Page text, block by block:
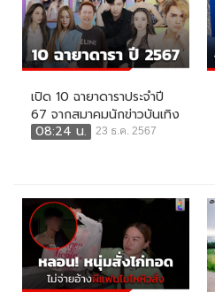
เปิด 10 ฉายาดาราประจำปี
67 จากสมาคมนักข่าวบันเทิง
08:24 น.
23 ธ.ค. 2567